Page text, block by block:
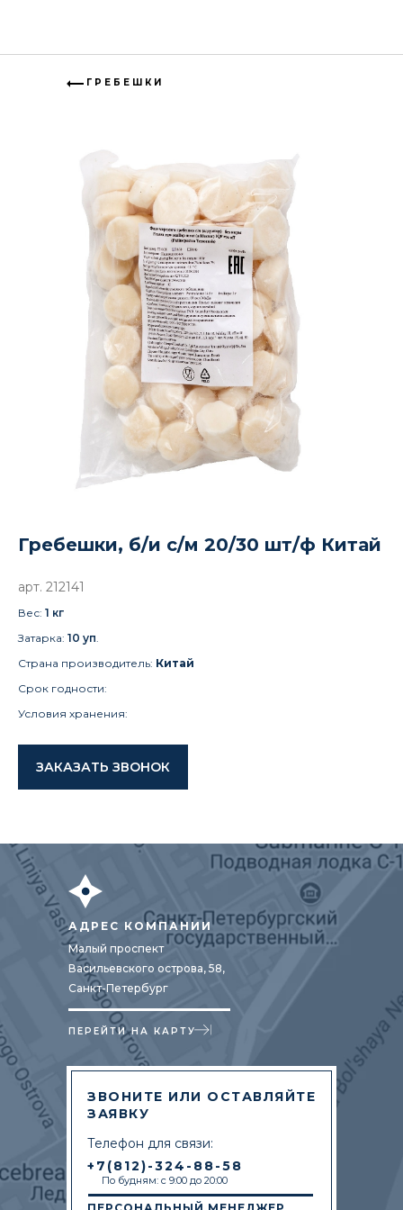
ГРЕБЕШКИ
Гребешки, б/и с/м 20/30 шт/ф Китай
арт. 212141
Вес: 1 кг
Затарка: 10 уп.
Страна производитель: Китай
Срок годности:
Условия хранения:
ЗАКАЗАТЬ ЗВОНОК
Телефон для связи:
ЗВОНИТЕ ИЛИ ОСТАВЛЯЙТЕ
ЗАЯВКУ
+7(812)-324-88-58
По будням: с 9:00 до 20:00
АДРЕС КОМПАНИИ
Малый проспект
Васильевского острова, 58,
Санкт-Петербург
ПЕРЕЙТИ НА КАРТУ